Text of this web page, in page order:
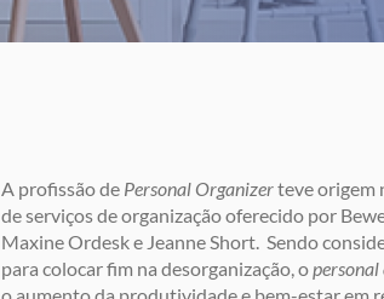
A profissão de Personal Organizerteve origem
de serviços de organização oferecido por
Maxine Ordesk e Jeanne Short. Sendo
para colocar fim na desorganização, o